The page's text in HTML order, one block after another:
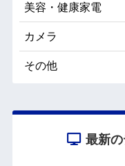
美容・健康家電
カメラ
その他
最新